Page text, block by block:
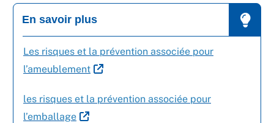
En savoir plus
Les risques et la prévention associée pour
l’ameublement
les risques et la prévention associée pour
l’emballage